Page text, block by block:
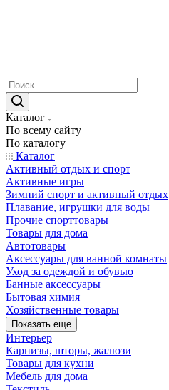
Каталог
По всему сайту
По каталогу
Каталог
Активный отдых и спорт
Активные игры
Зимний спорт и активный отдых
Плавание, игрушки для воды
Прочие спорттовары
Товары для дома
Автотовары
Аксессуары для ванной комнаты
Уход за одеждой и обувью
Банные аксессуары
Бытовая химия
Хозяйственные товары
Показать еще
Интерьер
Карнизы, шторы, жалюзи
Товары для кухни
Мебель для дома